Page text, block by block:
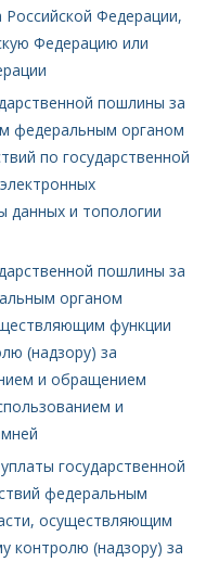
Федерации,
Федерацию или
пошлины за
федеральным органом
по государственной
данных и топологии
пошлины за
органом
функции
(надзору) за
и обращением
и
государственной
федеральным
осуществляющим
контролю (надзору) за